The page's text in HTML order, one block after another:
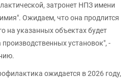
затронет НПЗ имени
Ожидаем, что она продлится
на указанных объектах будет
установок", -
ожидается в 2026 году,